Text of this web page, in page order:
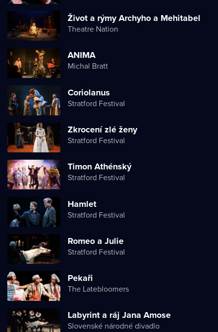
Život a rýmy Archyho a Mehitabel
Theatre Nation
ANIMA
Michal Bratt
Coriolanus
Stratford Festival
Zkrocení zlé ženy
Stratford Festival
Timon Athénský
Stratford Festival
Hamlet
Stratford Festival
Romeo a Julie
Stratford Festival
Pekaři
The Latebloomers
Labyrint a ráj Jana Amose
Slovenské národné divadlo